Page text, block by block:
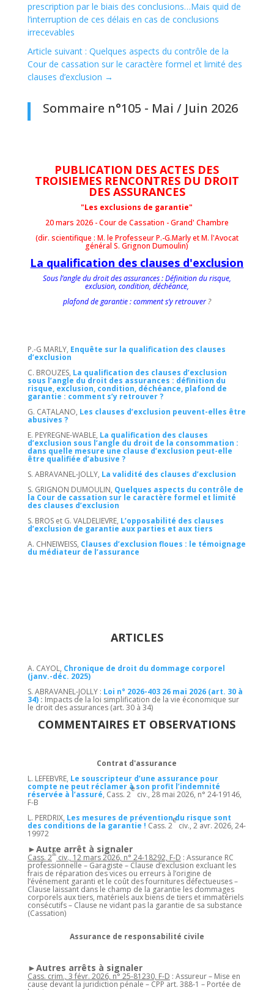
prescription par le biais des conclusions…Mais quid de
l’interruption de ces délais en cas de conclusions
irrecevables
Article suivant : Quelques aspects du contrôle de la
Cour de cassation sur le caractère formel et limité des
clauses d’exclusion →
Sommaire n°105 - Mai / Juin 2026
PUBLICATION DES ACTES DES
TROISIEMES RENCONTRES DU DROIT
DES ASSURANCES
"Les exclusions de garantie"
20 mars 2026 - Cour de Cassation - Grand' Chambre
(dir. scientifique : M. le Professeur P.-G.Marly et M. l'Avocat
général S. Grignon Dumoulin)
La qualification des clauses d'exclusion
Sous l’angle du droit des assurances : Définition du risque,
exclusion, condition, déchéance,
plafond de garantie : comment s’y retrouver?
P.-G MARLY, Enquête sur la qualification des clauses
d’exclusion
C. BROUZES, La qualification des clauses d’exclusion
sous l’angle du droit des assurances : définition du
risque, exclusion, condition, déchéance, plafond de
garantie : comment s’y retrouver ?
G. CATALANO, Les clauses d’exclusion peuvent-elles être
abusives ?
E. PEYREGNE-WABLE, La qualification des clauses
d’exclusion sous l’angle du droit de la consommation :
dans quelle mesure une clause d’exclusion peut-elle
être qualifiée d’abusive ?
S. ABRAVANEL-JOLLY, La validité des clauses d’exclusion
S. GRIGNON DUMOULIN, Quelques aspects du contrôle de
la Cour de cassation sur le caractère formel et limité
des clauses d’exclusion
S. BROS et G. VALDELIEVRE, L’opposabilité des clauses
d’exclusion de garantie aux parties et aux tiers
A. CHNEIWEISS, Clauses d’exclusion floues : le témoignage
du médiateur de l’assurance
ARTICLES
A. CAYOL, Chronique de droit du dommage corporel
(janv.-déc. 2025)
S. ABRAVANEL-JOLLY : Loi n° 2026-403 26 mai 2026 (art. 30 à
34): Impacts de la loi simplification de la vie économique sur
le droit des assurances (art. 30 à 34)
COMMENTAIRES ET OBSERVATIONS
Contrat d'assurance
L. LEFEBVRE, Le souscripteur d’une assurance pour
compte ne peut réclamer à son profit l’indemnité
réservée à l’assuré, Cass. 2
e
civ., 28 mai 2026, n° 24-19146,
F-B
L. PERDRIX, Les mesures de prévention du risque sont
des conditions de la garantie ! Cass. 2
e
civ., 2 avr. 2026, 24-
19972
►Autre arrêt à signaler
Cass. 2
e
civ., 12 mars 2026, n° 24-18292, F-D : Assurance RC
professionnelle – Garagiste – Clause d’exclusion excluant les
frais de réparation des vices ou erreurs à l’origine de
l’événement garanti et le coût des fournitures défectueuses –
Clause laissant dans le champ de la garantie les dommages
corporels aux tiers, matériels aux biens de tiers et immatériels
consécutifs – Clause ne vidant pas la garantie de sa substance
(Cassation)
Assurance de responsabilité civile
►Autres arrêts à signaler
Cass. crim., 3 févr. 2026, n° 25-81230, F-D : Assureur – Mise en
cause devant la juridiction pénale – CPP art. 388-1 – Portée de